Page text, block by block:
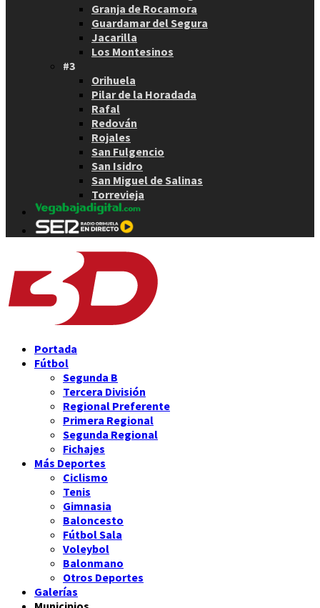
Granja de Rocamora
Guardamar del Segura
Jacarilla
Los Montesinos
#3
Orihuela
Pilar de la Horadada
Rafal
Redován
Rojales
San Fulgencio
San Isidro
San Miguel de Salinas
Torrevieja
Portada
Fútbol
Segunda B
Tercera División
Regional Preferente
Primera Regional
Segunda Regional
Fichajes
Más Deportes
Ciclismo
Tenis
Gimnasia
Baloncesto
Fútbol Sala
Voleybol
Balonmano
Otros Deportes
Galerías